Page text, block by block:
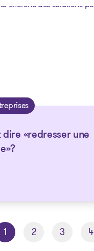
dire «redresser une
1 2 3 4